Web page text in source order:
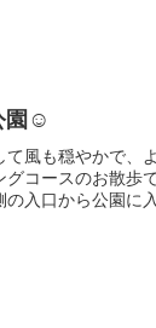
園☺
風も穏やかで、
コースのお散歩
入口から公園に